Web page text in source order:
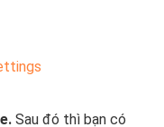
Sau đó thì bạn có